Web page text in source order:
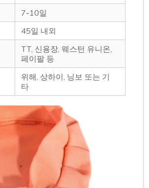
7-10일
45일 내외
TT, 신용장, 웨스턴 유니온,
페이팔 등
위해, 상하이, 닝보 또는 기
타